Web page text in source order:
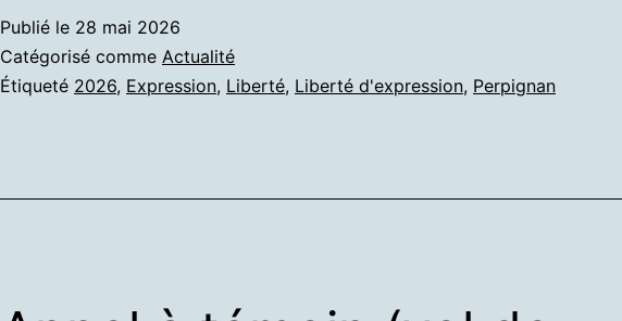
Publié le 28 mai 2026
Catégorisé comme Actualité
Étiqueté 2026, Expression, Liberté, Liberté d'expression, Perpignan